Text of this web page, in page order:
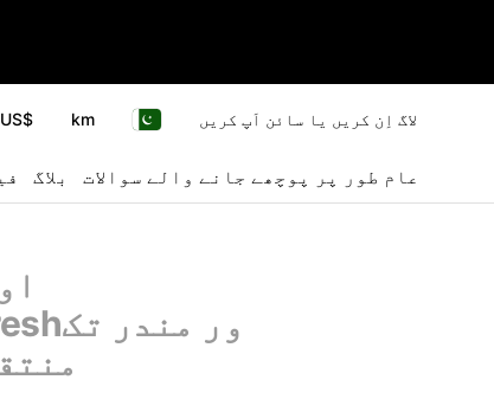
US$ km لاگ اِن کریں یا سائن اَپ کریں
بلاگ عام طور پر پوچھے جانے والے سوالات